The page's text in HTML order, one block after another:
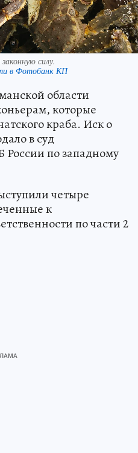
силу.
в Фотобанк КП
области
которые
краба. Иск о
в суд
по западному
четыре
к
по части 2